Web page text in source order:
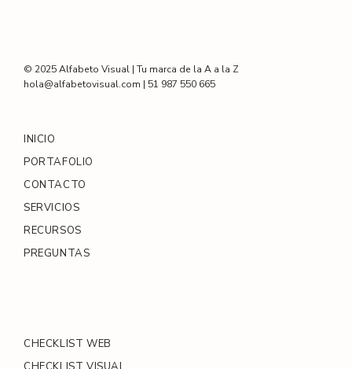
© 2025 Alfabeto Visual | Tu marca de la A a la Z
hola@alfabetovisual.com | 51 987 550 665
INICIO
PORTAFOLIO
CONTACTO
SERVICIOS
RECURSOS
PREGUNTAS
CHECKLIST WEB